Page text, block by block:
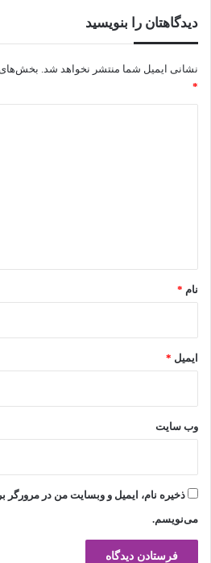
دیدگاهتان را بنویسید
نشانی ایمیل شما منتشر نخواهد شد. بخش‌های
*
نام *
ایمیل *
وب‌ سایت
ذخیره نام، ایمیل و وبسایت من در مرورگر
می‌نویسم.